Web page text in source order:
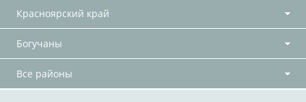
Красноярский край
Богучаны
Все районы